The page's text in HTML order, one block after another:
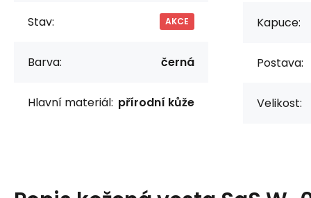
Stav: AKCE
Barva: černá
Hlavní materiál: přírodní kůže
Kapuce:
Postava:
Velikost: